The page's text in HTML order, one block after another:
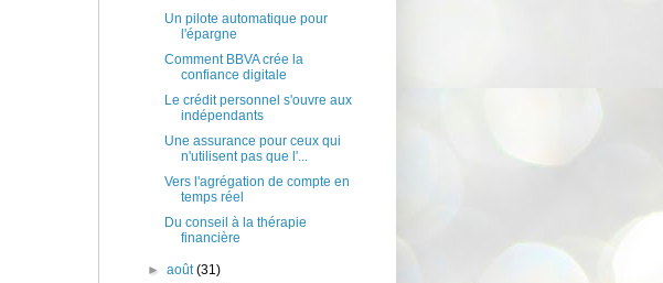
Un pilote automatique pour
l'épargne
Comment BBVA crée la
confiance digitale
Le crédit personnel s'ouvre aux
indépendants
Une assurance pour ceux qui
n'utilisent pas que l'...
Vers l'agrégation de compte en
temps réel
Du conseil à la thérapie
financière
►août(31)